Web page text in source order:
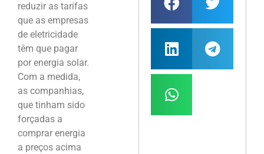
reduzir as tarifas
que as empresas
de eletricidade
têm que pagar
por energia solar.
Com a medida,
as companhias,
que tinham sido
forçadas a
comprar energia
a preços acima